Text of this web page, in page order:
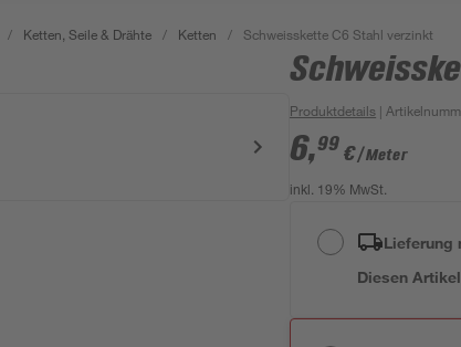
/ Ketten, Seile & Drähte / Ketten / Schweisskette C6 Stahl verzinkt
Produktdetails |
6,99 €/ Meter
inkl. 19% MwSt.
Lieferung
Diesen